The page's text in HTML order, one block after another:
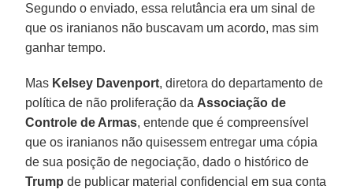
Segundo o enviado, essa relutância era um sinal de
que os iranianos não buscavam um acordo, mas sim
ganhar tempo.
Mas Kelsey Davenport, diretora do departamento de
política de não proliferação da Associação de
Controle de Armas, entende que é compreensível
que os iranianos não quisessem entregar uma cópia
de sua posição de negociação, dado o histórico de
Trump de publicar material confidencial em sua conta